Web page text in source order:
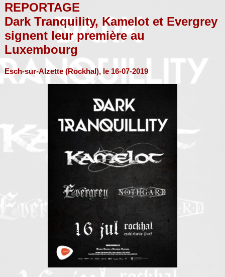
REPORTAGE
Dark Tranquility, Kamelot et Evergrey
signent leur première au
Luxembourg
Esch-sur-Alzette (Rockhal), le 16-07-2019